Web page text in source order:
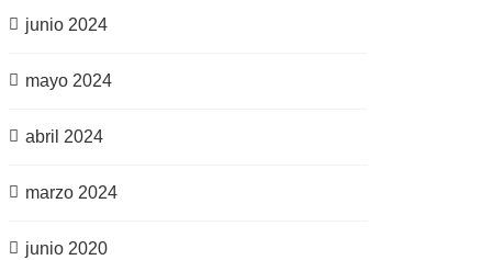
junio 2024
mayo 2024
abril 2024
marzo 2024
junio 2020